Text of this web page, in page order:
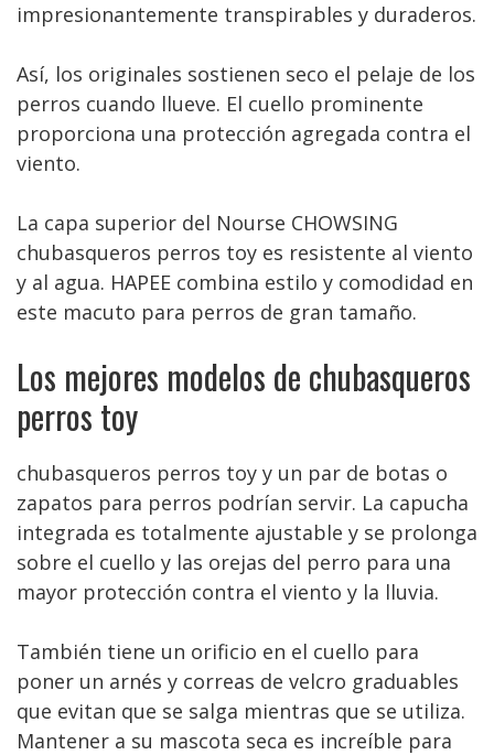
impresionantemente transpirables y duraderos.
Así, los originales sostienen seco el pelaje de los
perros cuando llueve. El cuello prominente
proporciona una protección agregada contra el
viento.
La capa superior del Nourse CHOWSING
chubasqueros perros toy es resistente al viento
y al agua. HAPEE combina estilo y comodidad en
este macuto para perros de gran tamaño.
Los mejores modelos de chubasqueros
perros toy
chubasqueros perros toy y un par de botas o
zapatos para perros podrían servir. La capucha
integrada es totalmente ajustable y se prolonga
sobre el cuello y las orejas del perro para una
mayor protección contra el viento y la lluvia.
También tiene un orificio en el cuello para
poner un arnés y correas de velcro graduables
que evitan que se salga mientras que se utiliza.
Mantener a su mascota seca es increíble para